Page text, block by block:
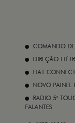
COMANDO
DIREÇÃO
FIAT
NOVO PAINEL
RADIO 5"
FALANTES